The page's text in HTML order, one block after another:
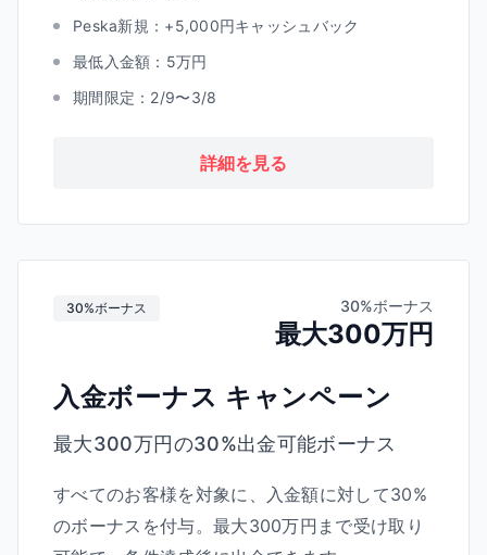
Peska新規：+5,000円キャッシュバック
最低入金額：5万円
期間限定：2/9〜3/8
詳細を見る
30%ボーナス 30%ボーナス
最大300万円
入金ボーナス キャンペーン
最大300万円の30%出金可能ボーナス
すべてのお客様を対象に、入金額に対して30%
のボーナスを付与。最大300万円まで受け取り